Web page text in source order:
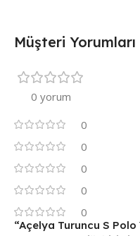
Müşteri Yorumları
0 yorum
0
0
0
0
0
“Açelya Turuncu S